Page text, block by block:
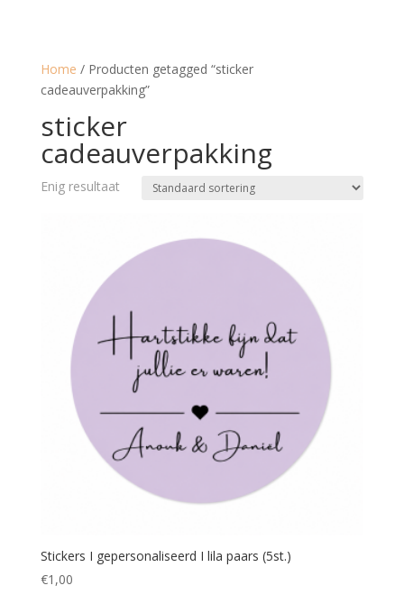
Home / Producten getagged “sticker
cadeauverpakking”
sticker
cadeauverpakking
Enig resultaat
Stickers I gepersonaliseerd I lila paars (5st.)
€1,00